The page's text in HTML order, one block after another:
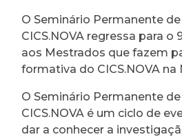
O Seminário Permanente
CICS.NOVA regressa para o
aos Mestrados que fazem
formativa do CICS.NOVA na
O Seminário Permanente
CICS.NOVA é um ciclo de
dar a conhecer a